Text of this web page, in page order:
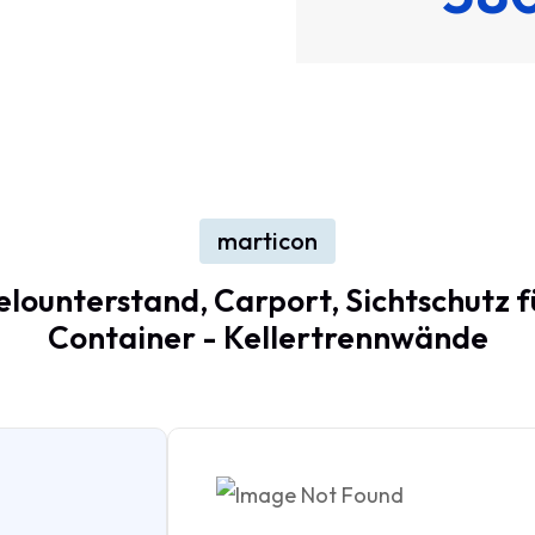
marticon
Carport, Sichtschutz
Container - Kellertrennwände